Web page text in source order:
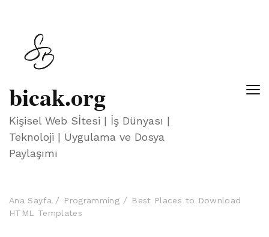
bicak.org
Kişisel Web Sİtesi | İş Dünyası |
Teknoloji | Uygulama ve Dosya
Paylaşımı
Ana Sayfa Programming
Best Places to Download
HTML Templates